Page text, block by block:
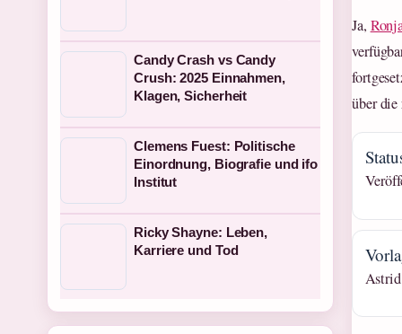
Ja,
über die
Candy Crash vs Candy
Crush: 2025 Einnahmen,
Klagen, Sicherheit
Clemens Fuest: Politische
Einordnung, Biografie und ifo
Institut
Ricky Shayne: Leben,
Karriere und Tod